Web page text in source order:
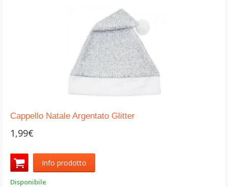
Cappello Natale Argentato Glitter
1,99€
Info prodotto
Disponibile